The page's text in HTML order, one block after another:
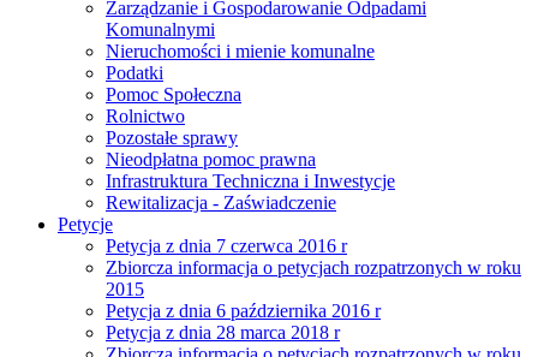
Zarządzanie i Gospodarowanie Odpadami
Komunalnymi
Nieruchomości i mienie komunalne
Podatki
Pomoc Społeczna
Rolnictwo
Pozostałe sprawy
Nieodpłatna pomoc prawna
Infrastruktura Techniczna i Inwestycje
Rewitalizacja - Zaświadczenie
Petycje
Petycja z dnia 7 czerwca 2016 r
Zbiorcza informacja o petycjach rozpatrzonych w roku
2015
Petycja z dnia 6 października 2016 r
Petycja z dnia 28 marca 2018 r